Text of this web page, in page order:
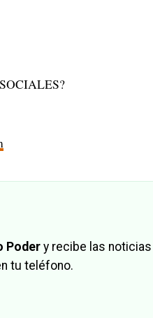
Podery recibe las
tu teléfono.